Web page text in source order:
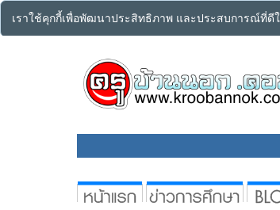
เราใช้คุกกี้เพื่อพัฒนาประสิทธิภาพ และประสบการณ์ที่